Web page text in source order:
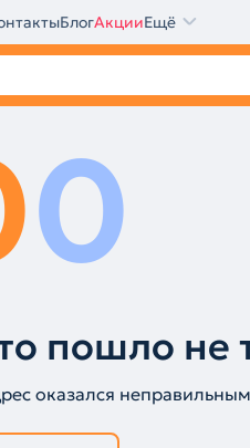
БлогАкцииЕщё
0
пошло не
оказался